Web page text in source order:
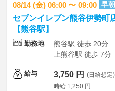
08/14 (金) 06:00 〜 09:00 早朝
セブンイレブン熊谷伊勢
【熊谷駅】
勤務地
熊谷駅 徒歩 20分
上熊谷駅 徒歩 7分
給与 3,750 円 (日給想定)
時給 1,250 円